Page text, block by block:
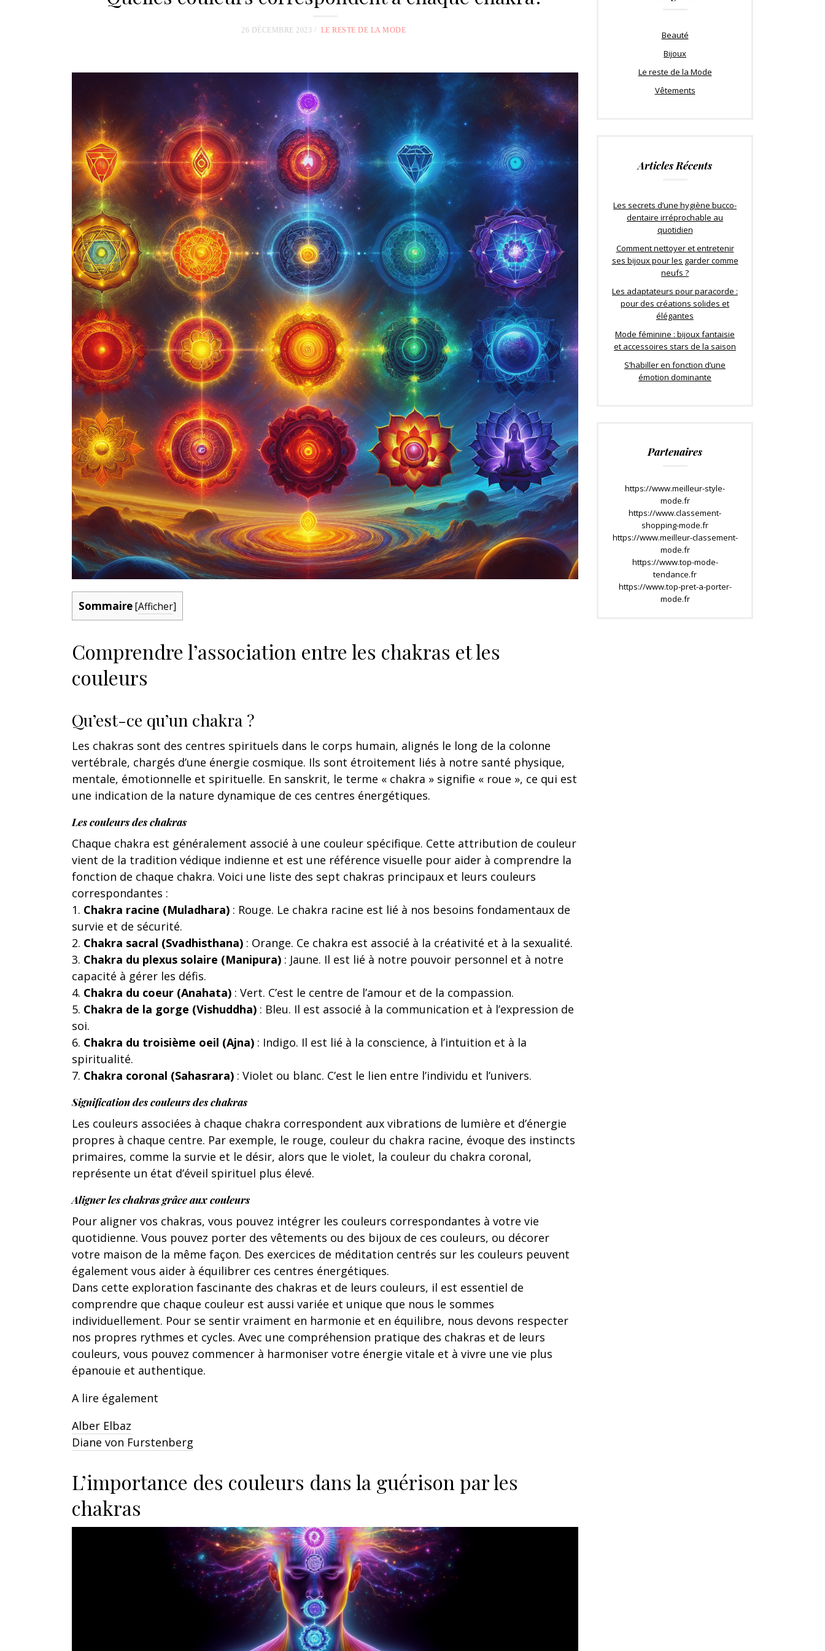
26 DÉCEMBRE 2023 LE RESTE DE LA MODE
Sommaire[Afficher]
Comprendre l’association entre les chakras et les
couleurs
Qu’est-ce qu’un chakra ?
Les chakras sont des centres spirituels dans le corps humain, alignés le long de la colonne
vertébrale, chargés d’une énergie cosmique. Ils sont étroitement liés à notre santé physique,
mentale, émotionnelle et spirituelle. En sanskrit, le terme « chakra » signifie « roue », ce qui est
une indication de la nature dynamique de ces centres énergétiques.
Les couleurs des chakras
Chaque chakra est généralement associé à une couleur spécifique. Cette attribution de couleur
vient de la tradition védique indienne et est une référence visuelle pour aider à comprendre la
fonction de chaque chakra. Voici une liste des sept chakras principaux et leurs couleurs
correspondantes :
1. Chakra racine (Muladhara) : Rouge. Le chakra racine est lié à nos besoins fondamentaux de
survie et de sécurité.
2. Chakra sacral (Svadhisthana) : Orange. Ce chakra est associé à la créativité et à la sexualité.
3. Chakra du plexus solaire (Manipura) : Jaune. Il est lié à notre pouvoir personnel et à notre
capacité à gérer les défis.
4. Chakra du coeur (Anahata) : Vert. C’est le centre de l’amour et de la compassion.
5. Chakra de la gorge (Vishuddha) : Bleu. Il est associé à la communication et à l’expression de
soi.
6. Chakra du troisième oeil (Ajna) : Indigo. Il est lié à la conscience, à l’intuition et à la
spiritualité.
7. Chakra coronal (Sahasrara) : Violet ou blanc. C’est le lien entre l’individu et l’univers.
Signification des couleurs des chakras
Les couleurs associées à chaque chakra correspondent aux vibrations de lumière et d’énergie
propres à chaque centre. Par exemple, le rouge, couleur du chakra racine, évoque des instincts
primaires, comme la survie et le désir, alors que le violet, la couleur du chakra coronal,
représente un état d’éveil spirituel plus élevé.
Aligner les chakras grâce aux couleurs
Pour aligner vos chakras, vous pouvez intégrer les couleurs correspondantes à votre vie
quotidienne. Vous pouvez porter des vêtements ou des bijoux de ces couleurs, ou décorer
votre maison de la même façon. Des exercices de méditation centrés sur les couleurs peuvent
également vous aider à équilibrer ces centres énergétiques.
Dans cette exploration fascinante des chakras et de leurs couleurs, il est essentiel de
comprendre que chaque couleur est aussi variée et unique que nous le sommes
individuellement. Pour se sentir vraiment en harmonie et en équilibre, nous devons respecter
nos propres rythmes et cycles. Avec une compréhension pratique des chakras et de leurs
couleurs, vous pouvez commencer à harmoniser votre énergie vitale et à vivre une vie plus
épanouie et authentique.
A lire également
Alber Elbaz
Diane von Furstenberg
L’importance des couleurs dans la guérison par les
chakras
Beauté
Bijoux
Le reste de la Mode
Vêtements
Articles Récents
Les secrets d’une hygiène bucco-
dentaire irréprochable au
quotidien
Comment nettoyer et entretenir
ses bijoux pour les garder comme
neufs ?
Les adaptateurs pour paracorde :
pour des créations solides et
élégantes
Mode féminine : bijoux fantaisie
et accessoires stars de la saison
S’habiller en fonction d’une
émotion dominante
Partenaires
https://www.meilleur-style-
mode.fr
https://www.classement-
shopping-mode.fr
https://www.meilleur-classement-
mode.fr
https://www.top-mode-
tendance.fr
https://www.top-pret-a-porter-
mode.fr